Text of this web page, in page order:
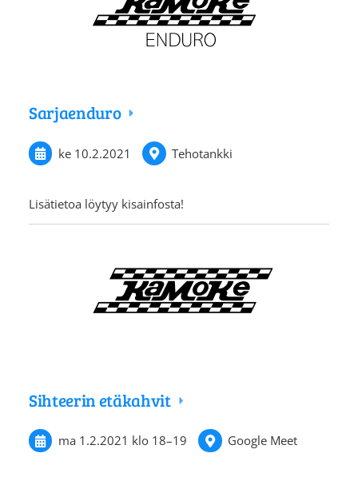
Sarjaenduro
ke 10.2.2021 Tehotankki
Lisätietoa löytyy kisainfosta!
Sihteerin etäkahvit
ma 1.2.2021 klo 18–19 Google Meet